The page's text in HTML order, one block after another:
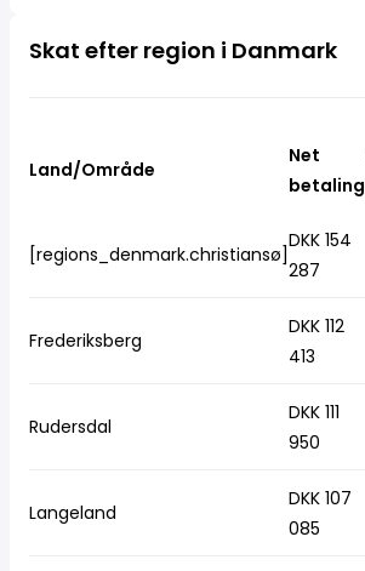
Skat efter region i Danmark
Land/Område
Net
betaling
[regions_denmark.christiansø]
DKK 154
287
Frederiksberg
DKK 112
413
Rudersdal
DKK 111
950
Langeland
DKK 107
085